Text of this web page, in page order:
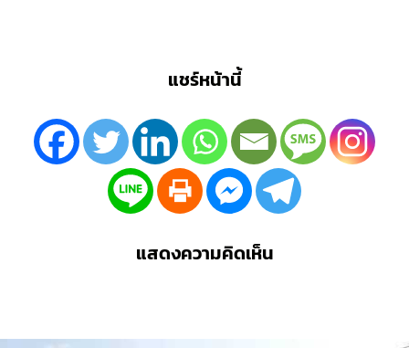
แชร์หน้านี้
แสดงความคิดเห็น